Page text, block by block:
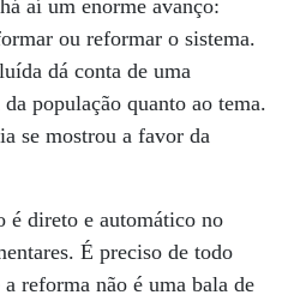
aí um enorme avanço:
ou reformar o sistema.
dá conta de uma
população quanto ao tema.
se mostrou a favor da
é direto e automático no
É preciso de todo
reforma não é uma bala de